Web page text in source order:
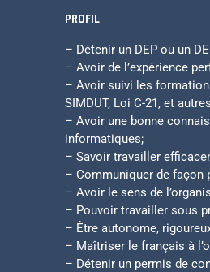
PROFIL
– Détenir un DEP ou un
– Avoir de l’expérience
– Avoir suivi les
SIMDUT, Loi C-21, et
– Avoir une bonne
informatiques;
– Savoir travailler
– Communiquer de façon
– Avoir le sens de
– Pouvoir travailler sous
– Être autonome,
– Maîtriser le français à
– Détenir un permis de